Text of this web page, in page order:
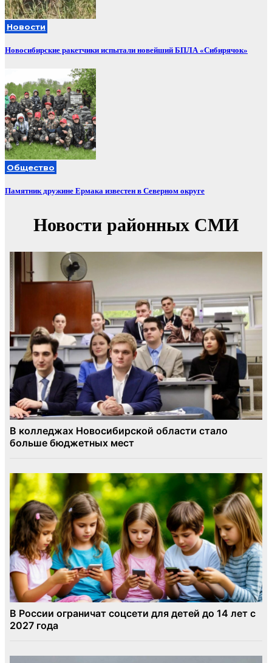
Новости
Новосибирские ракетчики испытали новейший БПЛА «Сибирячок»
Общество
Памятник дружине Ермака известен в Северном округе